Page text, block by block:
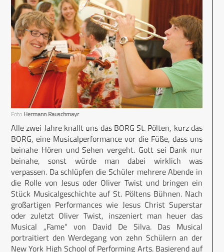
Foto Hermann Rauschmayr
Alle zwei Jahre knallt uns das BORG St. Pölten, kurz das
BORG, eine Musicalperformance vor die Füße, dass uns
beinahe Hören und Sehen vergeht. Gott sei Dank nur
beinahe, sonst würde man dabei wirklich was
verpassen. Da schlüpfen die Schüler mehrere Abende in
die Rolle von Jesus oder Oliver Twist und bringen ein
Stück Musicalgeschichte auf St. Pöltens Bühnen. Nach
großartigen Performances wie Jesus Christ Superstar
oder zuletzt Oliver Twist, inszeniert man heuer das
Musical „Fame“ von David De Silva. Das Musical
portraitiert den Werdegang von zehn Schülern an der
New York High School of Performing Arts. Basierend auf